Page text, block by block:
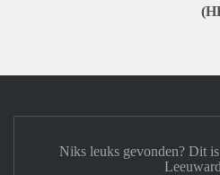
Niks leuks gevonden? Dit